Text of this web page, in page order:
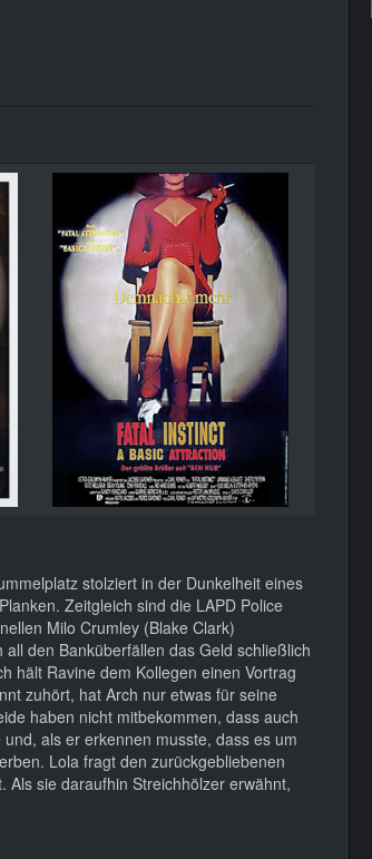
stolziert in der Dunkelheit eines
Zeitgleich sind die LAPD Police
Milo Crumley (Blake Clark)
den Banküberfällen das Geld schließlich
hält Ravine dem Kollegen einen Vortrag
zuhört, hat Arch nur etwas für seine
haben nicht mitbekommen, dass auch
als er erkennen musste, dass es um
Lola fragt den zurückgebliebenen
Als sie daraufhin Streichhölzer erwähnt,